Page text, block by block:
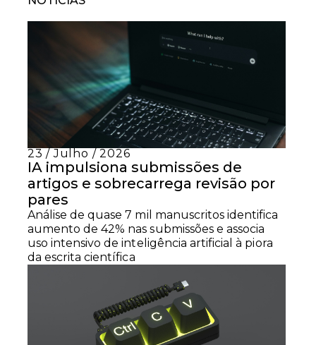
23 / Julho / 2026
IA impulsiona submissões de
artigos e sobrecarrega revisão por
pares
Análise de quase 7 mil manuscritos identifica
aumento de 42% nas submissões e associa
uso intensivo de inteligência artificial à piora
da escrita científica